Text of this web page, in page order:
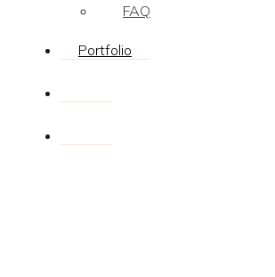
FAQ
Portfolio